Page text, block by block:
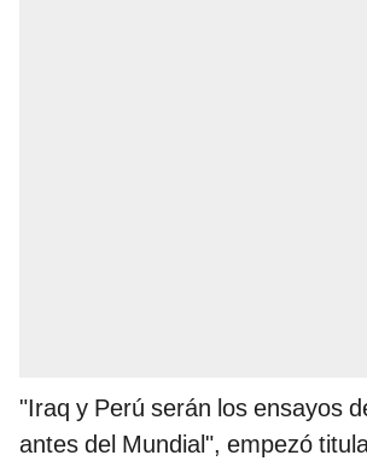
"Iraq y Perú serán los ensayos
antes del Mundial", empezó